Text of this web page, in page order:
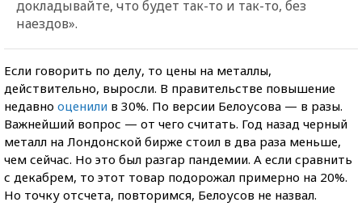
докладывайте, что будет так-то и так-то, без
наездов».
Если говорить по делу, то цены на металлы,
действительно, выросли. В правительстве повышение
недавно оценили в 30%. По версии Белоусова — в разы.
Важнейший вопрос — от чего считать. Год назад черный
металл на Лондонской бирже стоил в два раза меньше,
чем сейчас. Но это был разгар пандемии. А если сравнить
с декабрем, то этот товар подорожал примерно на 20%.
Но точку отсчета, повторимся, Белоусов не назвал.